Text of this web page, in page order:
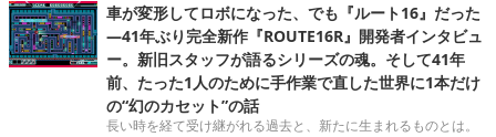
車が変形してロボになった、でも『ルート16』だった
―41年ぶり完全新作『ROUTE16R』開発者インタビュ
ー。新旧スタッフが語るシリーズの魂。そして41年
前、たった1人のために手作業で直した世界に1本だけ
の“幻のカセット”の話
長い時を経て受け継がれる過去と、新たに生まれるものとは。